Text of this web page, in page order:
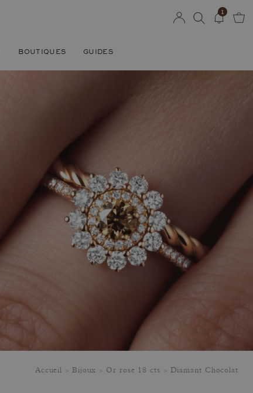
BOUTIQUES GUIDES
1
Accueil Bijoux Or rose 18 cts Diamant Chocolat